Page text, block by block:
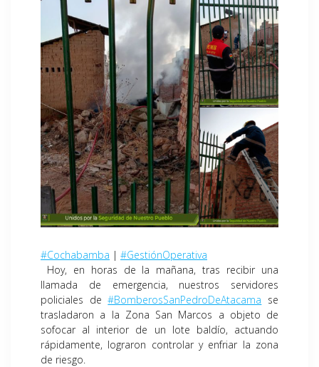
#Cochabamba | #GestiónOperativa
Hoy, en horas de la mañana, tras recibir una
llamada de emergencia, nuestros servidores
policiales de#BomberosSanPedroDeAtacama se
trasladaron a la Zona San Marcos a objeto de
sofocar al interior de un lote baldío, actuando
rápidamente, lograron controlar y enfriar la zona
de riesgo.